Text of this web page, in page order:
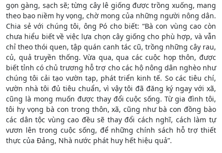
gọn gàng, sạch sẽ; từng cây lê giống được trồng xuống, mang
theo bao niềm hy vọng, chờ mong của những người nông dân.
Chia sẻ với chúng tôi, ông Pó cho biết: “Bà con vùng cao còn
chưa hiểu biết về việc lựa chọn cây giống cho phù hợp, và vẫn
chỉ theo thói quen, tập quán canh tác cũ, trồng những cây rau,
củ, quả truyền thống. Vừa qua, qua các cuộc họp thôn, được
biết tỉnh có chủ trương hỗ trợ cho các hộ nông dân nghèo như
chúng tôi cải tạo vườn tạp, phát triển kinh tế. So các tiêu chí,
vườn nhà tôi đủ tiêu chuẩn, vì vậy tôi đã đăng ký ngay với xã,
cũng là mong muốn được thay đổi cuộc sống. Từ gia đình tôi,
tôi hy vọng bà con trong thôn, xã, cũng như bà con đồng bào
các dân tộc vùng cao đều sẽ thay đổi cách nghĩ, cách làm tự
vươn lên trong cuộc sống, để những chính sách hỗ trợ thiết
thực của Đảng, Nhà nước phát huy hết hiệu quả”.